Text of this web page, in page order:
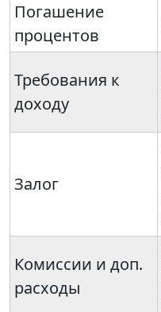
Погашение
процентов
Требования к
доходу
Залог
Комиссии и доп.
расходы